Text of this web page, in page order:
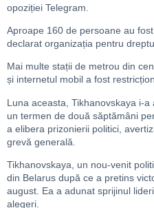
opoziției Telegram.
Aproape 160 de persoane au
declarat organizația pentru
Mai multe stații de metrou din
și internetul mobil a fost
Luna aceasta, Tikhanovskaya i-
un termen de două săptămâni
a elibera prizonierii politici,
grevă generală.
Tikhanovskaya, un nou-venit
din Belarus după ce a pretins
august. Ea a adunat sprijinul
alegeri.